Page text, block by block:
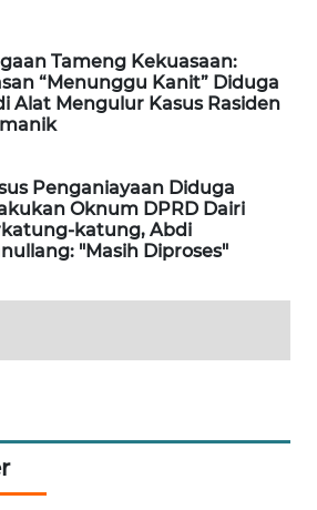
Tameng Kekuasaan:
“Menunggu Kanit” Diduga
Alat Mengulur Kasus Rasiden
Penganiayaan Diduga
Oknum DPRD Dairi
katung, Abdi
"Masih Diproses"